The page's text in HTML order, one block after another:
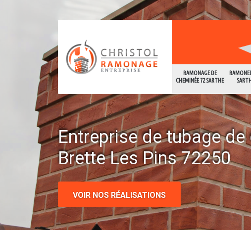
RAMONAGE DE
CHEMINÉE 72 SARTHE
Entreprise de tubage de
Brette Les Pins 72250
VOIR NOS RÉALISATIONS